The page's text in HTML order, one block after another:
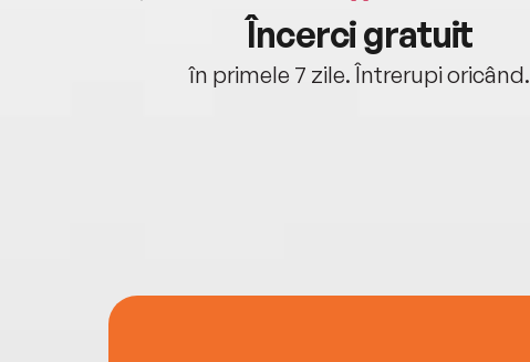
Încerci gratuit
în primele 7 zile. Întrerupi oricând.